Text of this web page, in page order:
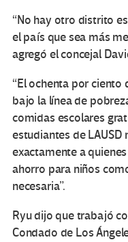
“No hay otro distrito
el país que sea más
agregó el concejal
“El ochenta por ciento
bajo la línea de
comidas escolares
estudiantes de LAUSD
exactamente a
ahorro para niños
necesaria”.
Ryu dijo que trabajó
Condado de Los